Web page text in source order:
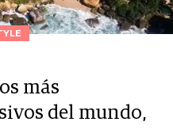
más
del mundo,